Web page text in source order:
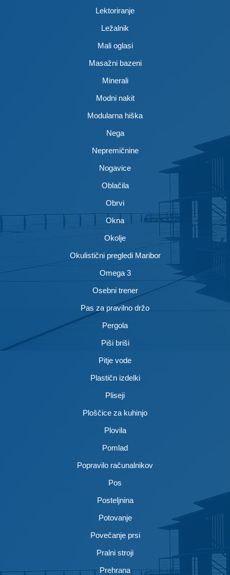
Lektoriranje
Ležalnik
Mali oglasi
Masažni bazeni
Minerali
Modni nakit
Modularna hiška
Nega
Nepremičnine
Nogavice
Oblačila
Obrvi
Okna
Okolje
Okulistični pregledi Maribor
Omega 3
Osebni trener
Pas za pravilno držo
Pergola
Piši briši
Pitje vode
Plastičn izdelki
Pliseji
Ploščice za kuhinjo
Plovila
Pomlad
Popravilo računalnikov
Pos
Posteljnina
Potovanje
Povečanje prsi
Pralni stroji
Prehrana